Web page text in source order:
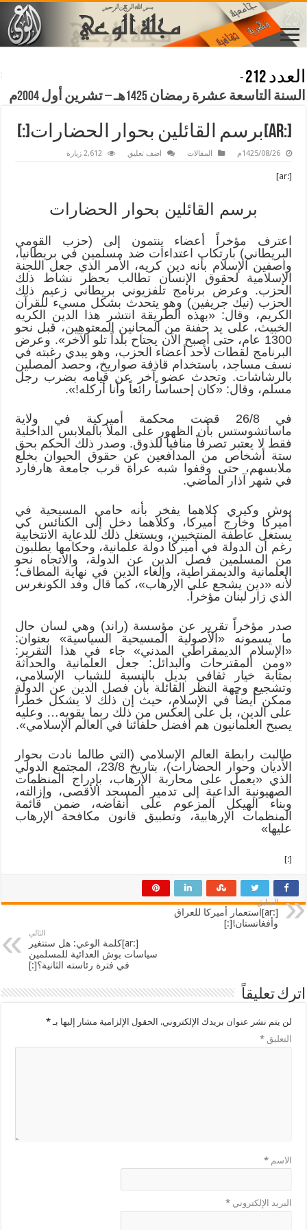
العدد 212
-
السنة التاسعة عشرة رمضان 1425هـ – تشرين أول 2004م
[:ar]برسم القائلين بحوار الحضارات[:]
1425/08/26م المقالات اضف تعليق 2,612 زيارة
[:ar]
برسم القائلين بحوار الحضارات
اعترف مؤخراً أعضاء ينتمون إلى (حزب القومي
البريطاني) بارتكاب اعتداءات ضد مسلمين في بريطانيا،
واصفين الإسلام بأنه دين كريه، الأمر الذي جعل اللجنة
الإسلامية لحقوق الإنسان تطالب بحظر نشاط ذلك
الحزب. وعرض برنامج تلفزيوني بريطاني زعيم ذلك
الحزب (نيك جريفين) وهو يتحدث بشكل مسيء للقرآن
الكريم، وقال: «بهذه الطريقة انتشر هذا الدين الكريه
الخبيث، على يد حفنة من المجانين المعتوهين، قبل نحو
1300 عام، حتى أصبح الآن يجتاح بلداً تلو الآخر». وعرض
البرنامج لقطات لأحد أعضاء الحزب، وهو يبدي رغبته في
نسف مساجد، باستخدام قاذفة صواريخ، وحصد المصلين
بالرشاشات. وتحدث عضو آخر عن قيامه بضرب رجل
مسلم، وقال: «كان إحساساً رائعاً وأنا أركله!».
في 26/8 قضت محكمة أميركية في ولاية
ماساتشوستس بأن الظهور على الملأ بالملابس الداخلية
فقط لا يعتبر تصرفاً منافياً للذوق. وصدر ذلك الحكم بحق
ستة أشخاص من المدافعين عن حقوق الحيوان بخلع
ملابسهم، حتى وقفوا شبه عراة قرب جامعة هارفارد
في شهر آذار الماضي.
بوش وكيري كلاهما يفخر بأنه حامي المسيحية في
أميركا وخارج أميركا، وكلاهما دخل إلى الكنائس كي
يستغل عاطفة المنتخبين، ويستغل ذلك للدعاية الانتخابية
رغم أن الدولة في أميركا دولة علمانية، وحكامها يطلبون
من المسلمين فصل الدين عن الدولة، والاتجاه نحو
العلمانية والديمقراطية، وإلغاء الدين في نهاية المطاف؛
لأنه «دين يشجع على الإرهاب»، كما قال وفد الكونغرس
الذي زار لبنان مؤخراً.
صدر مؤخراً تقرير عن مؤسسة (راند) وهي لسان حال
ما يسمونه «الأصولية المسيحية السياسية» بعنوان:
«الإسلام الديمقراطي المدني» جاء في هذا التقرير:
«ومن المقترحات والبدائل: جعل العلمانية والحداثة
بمثابة خيار ثقافي بديل بالنسبة للشباب الإسلامي،
وتشجيع وجهة النظر القائلة بأن فصل الدين عن الدولة
ممكن أيضاً في الإسلام، حيث إن ذلك لا يشكل خطراً
على الدين، بل على العكس من ذلك ربما يقويه… وعليه
يصبح العلمانيون هم أفضل حلفائنا في العالم الإسلامي».
طالبت رابطة العالم الإسلامي (التي طالما نادت بحوار
الأديان وحوار الحضارات)، بتاريخ 23/8، المجتمع الدولي
الذي «يعمل على محاربة الإرهاب، بإدراج المنظمات
الصهيونية الداعية إلى تدمير المسجد الأقصى، وإزالته،
وبناء الهيكل المزعوم على أنقاضه، ضمن قائمة
المنظمات الإرهابية، وتطبيق قانون مكافحة الإرهاب
عليها»
[:]
السابق
[:ar]استعمار أميركا للعراق
وأفغانستان![:]
التالي
[:ar]كلمة الوعي: هل ستتغير
سياسات بوش العدائية للمسلمين
في فترة رئاسته الثانية؟[:]
اترك تعليقاً
لن يتم نشر عنوان بريدك الإلكتروني. الحقول الإلزامية مشار إليها بـ*
التعليق*
الاسم*
البريد الإلكتروني*